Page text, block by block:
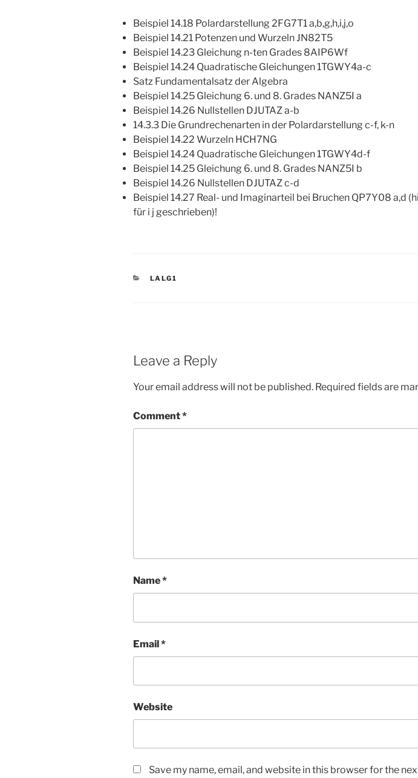
Beispiel 14.18 Polardarstellung 2FG7T1 a,b,g,h,i,j,o
Beispiel 14.21 Potenzen und Wurzeln JN82T5
Beispiel 14.23 Gleichung n-ten Grades 8AIP6Wf
Beispiel 14.24 Quadratische Gleichungen 1TGWY4a-c
Satz Fundamentalsatz der Algebra
Beispiel 14.25 Gleichung 6. und 8. Grades NANZ5I a
Beispiel 14.26 Nullstellen DJUTAZ a-b
14.3.3 Die Grundrechenarten in der Polardarstellung c-f, k-n
Beispiel 14.22 Wurzeln HCH7NG
Beispiel 14.24 Quadratische Gleichungen 1TGWY4d-f
Beispiel 14.25 Gleichung 6. und 8. Grades NANZ5I b
Beispiel 14.26 Nullstellen DJUTAZ c-d
Beispiel 14.27 Real- und Imaginarteil bei Bruchen QP7Y08 a,d
für i j geschrieben)!
CATEGORIES
LALG1
Leave a Reply
Your email address will not be published. Required fields are
Comment*
Name*
Email*
Website
Save my name, email, and website in this browser for the